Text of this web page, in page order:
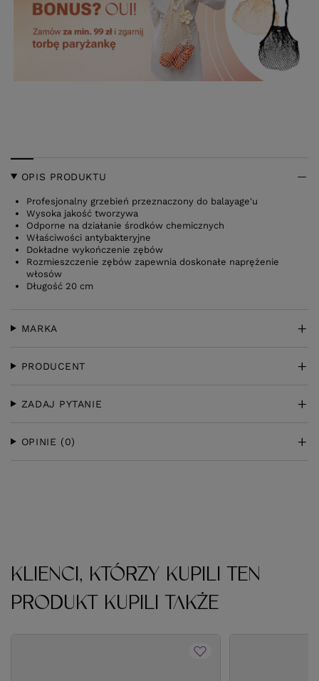
OPIS PRODUKTU
Profesjonalny grzebień przeznaczony do balayage'u
Wysoka jakość tworzywa
Odporne na działanie środków chemicznych
Właściwości antybakteryjne
Dokładne wykończenie zębów
Rozmieszczenie zębów zapewnia doskonałe naprężenie
włosów
Długość 20 cm
MARKA
PRODUCENT
ZADAJ PYTANIE
OPINIE (0)
KLIENCI, KTÓRZY KUPILI TEN
PRODUKT KUPILI TAKŻE